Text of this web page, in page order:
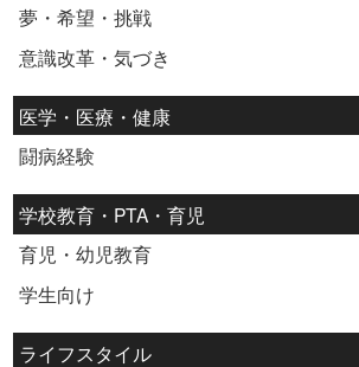
夢・希望・挑戦
意識改革・気づき
医学・医療・健康
闘病経験
学校教育・PTA・育児
育児・幼児教育
学生向け
ライフスタイル